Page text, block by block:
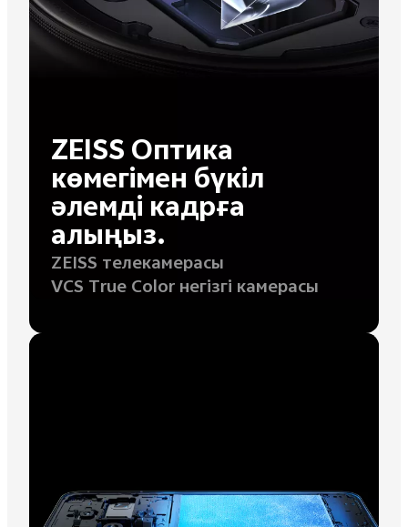
ZEISS Оптика
көмегімен бүкіл
әлемді кадрға
алыңыз.
ZEISS телекамерасы
VCS True Color негізгі камерасы